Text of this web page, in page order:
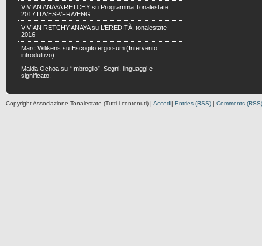
VIVIAN ANAYA RETCHY su Programma Tonalestate
2017 ITA/ESP/FRA/ENG
VIVIAN RETCHY ANAYAsu
L’EREDITÀ, tonalestate
2016
Marc Wilikens su Escogito ergo sum (Intervento
introduttivo)
Maida Ochoa su “Imbroglio”. Segni, linguaggi e
significato.
Copyright Associazione Tonalestate (Tutti i contenuti) | Accedi| Entries (RSS) | Comments (RSS)